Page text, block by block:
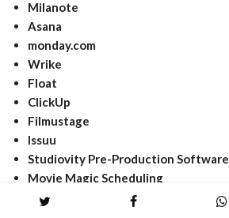
Milanote
Asana
monday.com
Wrike
Float
ClickUp
Filmustage
Issuu
Studiovity Pre-Production Software
Movie Magic Scheduling
Gorilla